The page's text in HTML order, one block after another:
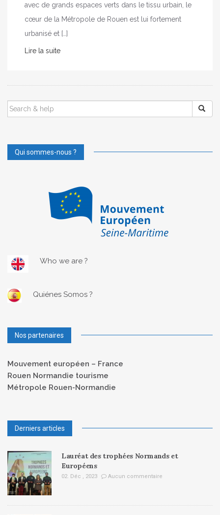
avec de grands espaces verts dans le tissu urbain, le
cœur de la Métropole de Rouen est lui fortement
urbanisé et […]
Lire la suite
SEARCH
FOR:
Qui sommes-nous ?
Who we are ?
Quiénes Somos ?
Nos partenaires
Mouvement européen – France
Rouen Normandie tourisme
Métropole Rouen-Normandie
Derniers articles
Lauréat des trophées Normands et
Européens
02. Déc , 2023 Aucun commentaire